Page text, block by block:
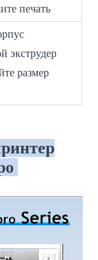
печать
экструдер
размер